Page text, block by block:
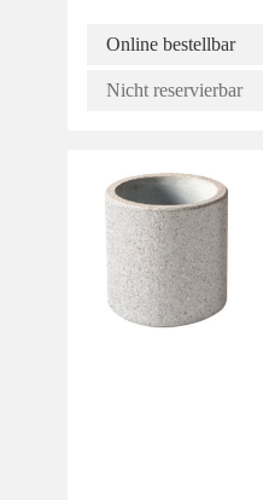
Online bestellbar
Nicht reservierbar